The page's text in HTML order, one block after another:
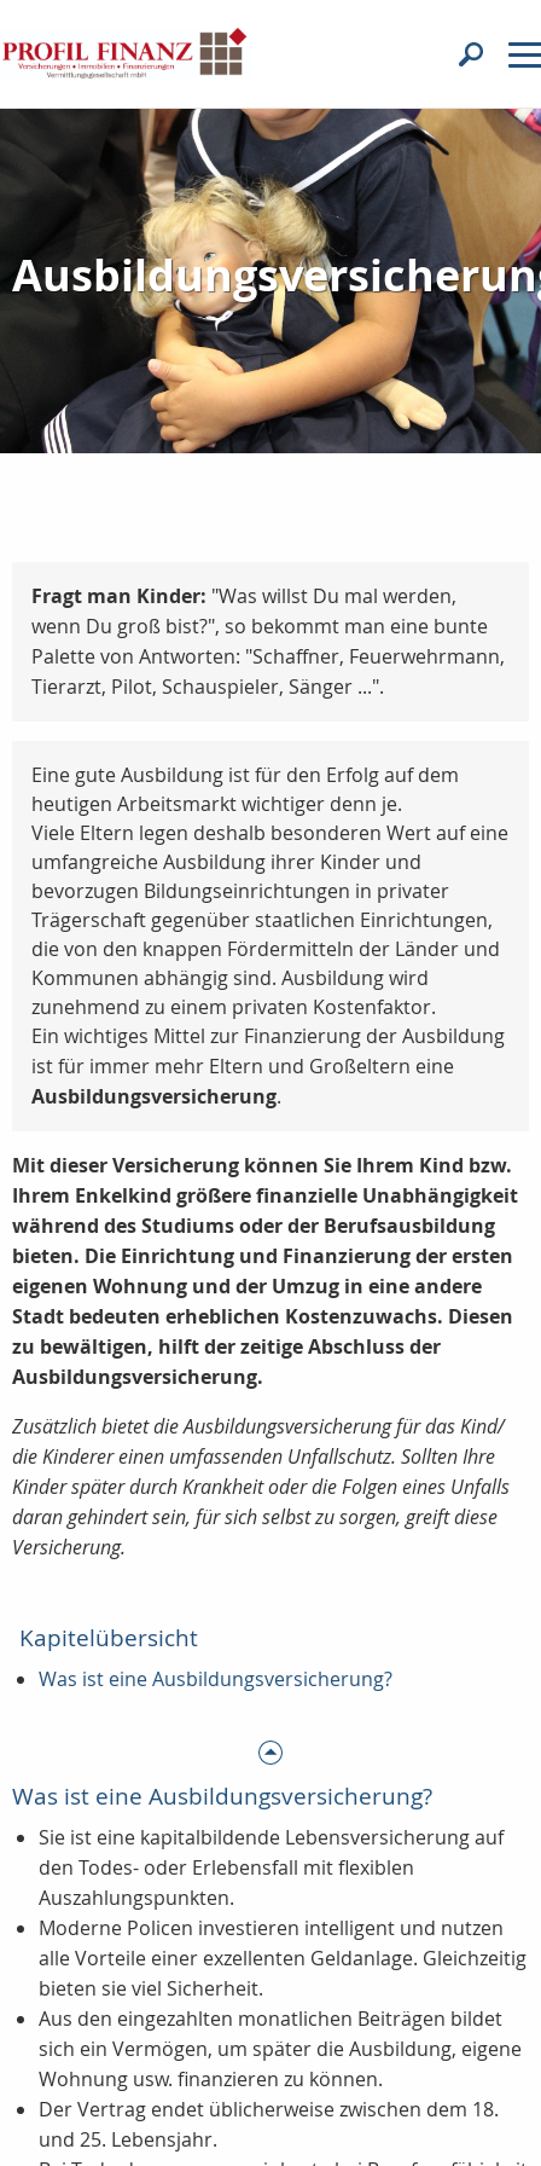
Fragt man Kinder: "Was willst Du mal werden,
wenn Du groß bist?", so bekommt man eine bunte
Palette von Antworten: "Schaffner, Feuerwehrmann,
Tierarzt, Pilot, Schauspieler, Sänger ...".
Eine gute Ausbildung ist für den Erfolg auf dem
heutigen Arbeitsmarkt wichtiger denn je.
Viele Eltern legen deshalb besonderen Wert auf eine
umfangreiche Ausbildung ihrer Kinder und
bevorzugen Bildungseinrichtungen in privater
Trägerschaft gegenüber staatlichen Einrichtungen,
die von den knappen Fördermitteln der Länder und
Kommunen abhängig sind. Ausbildung wird
zunehmend zu einem privaten Kostenfaktor.
Ein wichtiges Mittel zur Finanzierung der Ausbildung
ist für immer mehr Eltern und Großeltern eine
Ausbildungsversicherung.
Mit dieser Versicherung können Sie Ihrem Kind bzw.
Ihrem Enkelkind größere finanzielle Unabhängigkeit
während des Studiums oder der Berufsausbildung
bieten. Die Einrichtung und Finanzierung der ersten
eigenen Wohnung und der Umzug in eine andere
Stadt bedeuten erheblichen Kostenzuwachs. Diesen
zu bewältigen, hilft der zeitige Abschluss der
Ausbildungsversicherung.
Zusätzlich bietet die Ausbildungsversicherung für das Kind/
die Kinderer einen umfassenden Unfallschutz. Sollten Ihre
Kinder später durch Krankheit oder die Folgen eines Unfalls
daran gehindert sein, für sich selbst zu sorgen, greift diese
Versicherung.
Kapitelübersicht
Was ist eine Ausbildungsversicherung?
Was ist eine Ausbildungsversicherung?
Sie ist eine kapitalbildende Lebensversicherung auf
den Todes- oder Erlebensfall mit flexiblen
Auszahlungspunkten.
Moderne Policen investieren intelligent und nutzen
alle Vorteile einer exzellenten Geldanlage. Gleichzeitig
bieten sie viel Sicherheit.
Aus den eingezahlten monatlichen Beiträgen bildet
sich ein Vermögen, um später die Ausbildung, eigene
Wohnung usw. finanzieren zu können.
Der Vertrag endet üblicherweise zwischen dem 18.
und 25. Lebensjahr.